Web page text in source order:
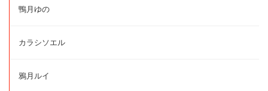
鴨月ゆの
カラシソエル
鴉月ルイ